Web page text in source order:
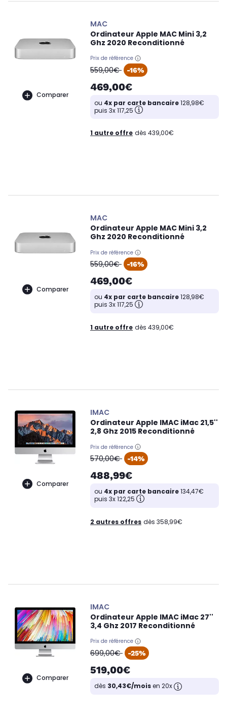
Comparer
MAC
Ordinateur Apple MAC Mini 3,2
Ghz 2020 Reconditionné
Prix de référence
oldPrice
559,00€ -16%
469,00€
ou 4x par carte bancaire128,98€
puis 3x 117,25
1 autre offre dès 439,00€
Comparer
MAC
Ordinateur Apple MAC Mini 3,2
Ghz 2020 Reconditionné
Prix de référence
oldPrice
559,00€ -16%
469,00€
ou 4x par carte bancaire128,98€
puis 3x 117,25
1 autre offre dès 439,00€
Comparer
IMAC
Ordinateur Apple IMAC iMac 21,5''
2,8 Ghz 2015 Reconditionné
Prix de référence
oldPrice
570,00€ -14%
488,99€
ou 4x par carte bancaire134,47€
puis 3x 122,25
2 autres offres dès 358,99€
Comparer
IMAC
Ordinateur Apple IMAC iMac 27''
3,4 Ghz 2017 Reconditionné
Prix de référence
oldPrice
699,00€ -25%
519,00€
dès 30,43€/moisen 20x